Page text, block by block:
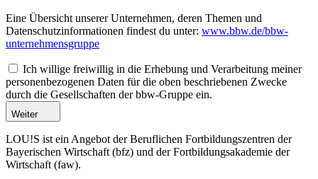
Eine Übersicht unserer Unternehmen, deren Themen und
Datenschutzinformationen findest du unter: www.bbw.de/bbw-
unternehmensgruppe
Ich willige freiwillig in die Erhebung und Verarbeitung meiner
personenbezogenen Daten für die oben beschriebenen Zwecke
durch die Gesellschaften der bbw-Gruppe ein.
Weiter
LOU!S ist ein Angebot der Beruflichen Fortbildungszentren der
Bayerischen Wirtschaft (bfz) und der Fortbildungsakademie der
Wirtschaft (faw).